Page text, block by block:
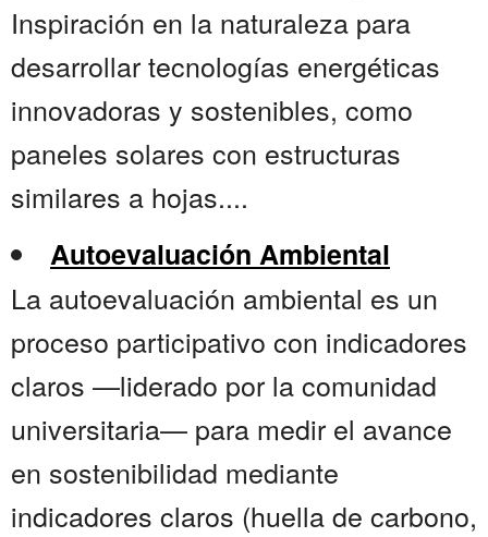
Inspiración en la naturaleza para
desarrollar tecnologías energéticas
innovadoras y sostenibles, como
paneles solares con estructuras
similares a hojas....
Autoevaluación Ambiental
La autoevaluación ambiental es un
proceso participativo con indicadores
claros —liderado por la comunidad
universitaria— para medir el avance
en sostenibilidad mediante
indicadores claros (huella de carbono,